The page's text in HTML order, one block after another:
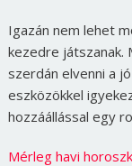
Igazán nem lehet
kezedre játszanak.
szerdán elvenni a
eszközökkel
hozzáállással egy
Mérleg havi